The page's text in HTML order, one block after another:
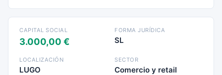
CAPITAL SOCIAL
3.000,00 €
FORMA JURÍDICA
SL
LOCALIZACIÓN
LUGO
SECTOR
Comercio y retail